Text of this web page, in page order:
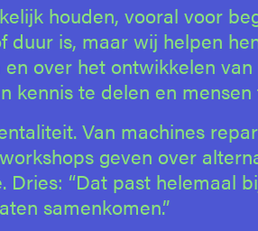
houden, vooral voor
is, maar wij helpen
over het ontwikkelen van
te delen en mensen
Van machines
geven over
“Dat past helemaal
samenkomen.”